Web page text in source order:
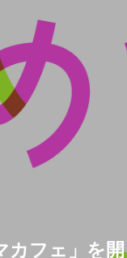
カフェ」を開